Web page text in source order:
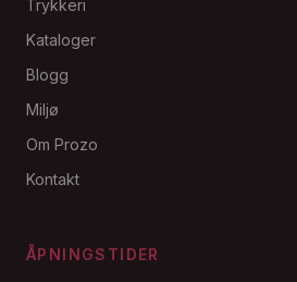
Trykkeri
Kataloger
Blogg
Miljø
Om Prozo
Kontakt
ÅPNINGSTIDER